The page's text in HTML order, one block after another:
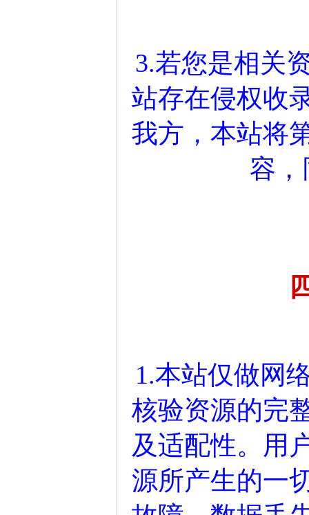
3.若您是相关
站存在侵权收
我方，本站将
容
1.本站仅做网
核验资源的完
及适配性。用
源所产生的一